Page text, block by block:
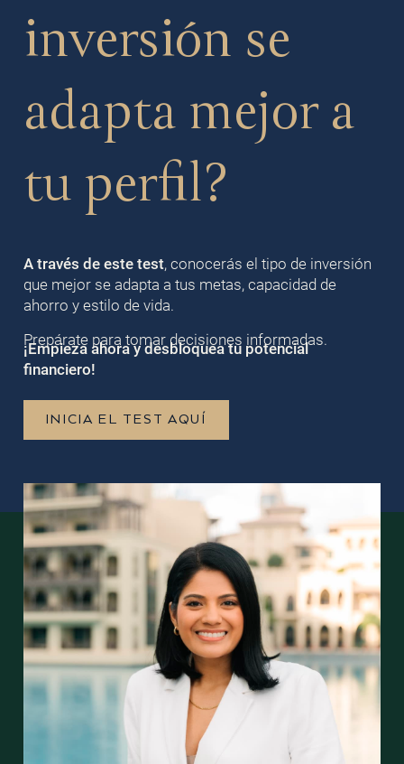
inversión se
adapta mejor a
tu perfil?
A través de este test, conocerás el tipo de inversión
que mejor se adapta a tus metas, capacidad de
ahorro y estilo de vida.
Prepárate para tomar decisiones informadas.
¡Empieza ahora y desbloquea tu potencial
financiero!
INICIA EL TEST AQUÍ